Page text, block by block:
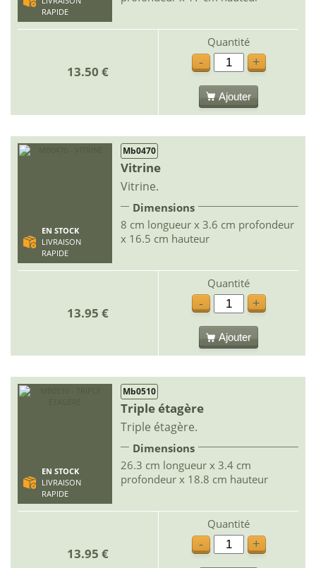
RAPIDE
13.50 €
Quantité
-
+
Ajouter
EN STOCK
LIVRAISON
RAPIDE
Mb0470
Vitrine
Vitrine.
Dimensions
8 cm longueur x 3.6 cm profondeur
x 16.5 cm hauteur
13.95 €
Quantité
-
+
Ajouter
EN STOCK
LIVRAISON
RAPIDE
Mb0510
Triple étagère
Triple étagère.
Dimensions
26.3 cm longueur x 3.4 cm
profondeur x 18.8 cm hauteur
13.95 €
Quantité
-
+